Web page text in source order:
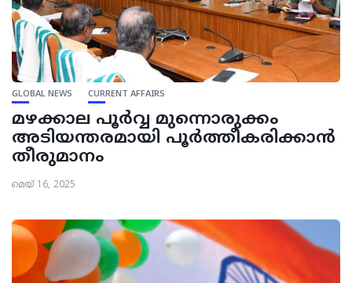
GLOBAL NEWS CURRENT AFFAIRS
മഴക്കാല പൂർവ്വ മുന്നൊരുക്കം
അടിയന്തരമായി പൂർത്തീകരിക്കാൻ
തീരുമാനം
മെയ്‌ 16, 2025